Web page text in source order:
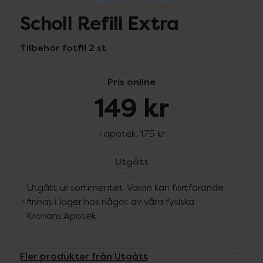
Scholl Refill Extra
Tilbehör fotfil 2 st
Pris online
149 kr
I apotek: 175 kr
UtgåttScholl Refill Extra, 149
Utgått ur sortimentet. Varan kan fortfarande
finnas i lager hos något av våra fysiska
Kronans Apotek.
Fler produkter från Utgått